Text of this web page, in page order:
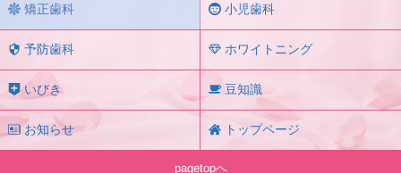
矯正歯科 小児歯科
予防歯科 ホワイトニング
いびき 豆知識
お知らせ トップページ
pagetopへ